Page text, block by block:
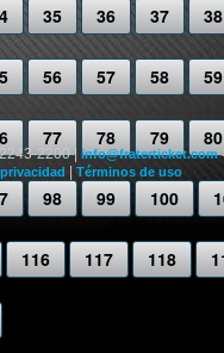
35 36 37 38
56 57 58 59
77 78 79 80
98 99 100
116 117 118
2200 | info@fraterticket.com
Términos de uso